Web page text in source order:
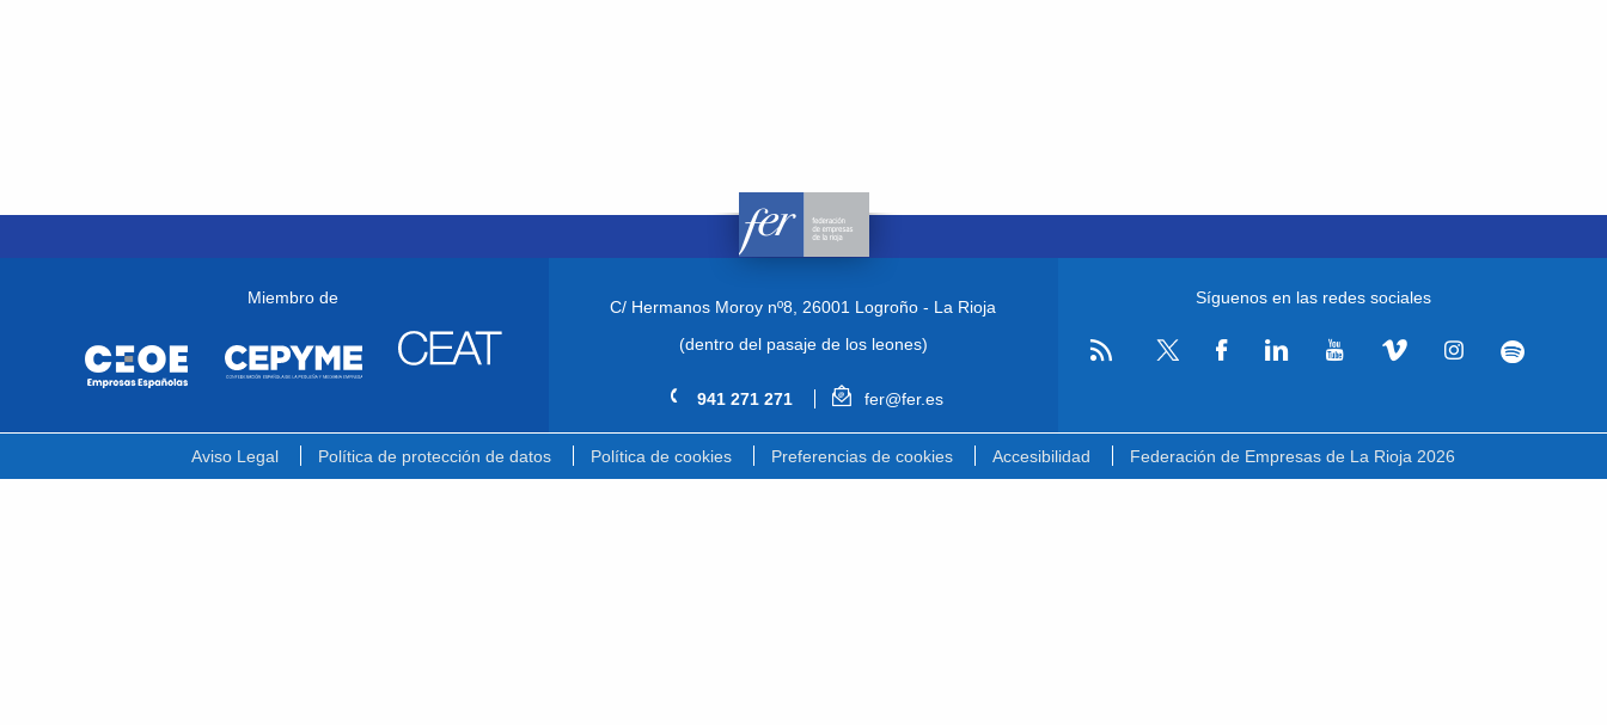
Miembro de C/ Hermanos Moroy nº8, 26001 Logroño - La Rioja
(dentro del pasaje de los leones)
941 271 271 fer@fer.es
Síguenos en las redes sociales
Aviso Legal Política de protección de datos Política de cookies Preferencias de cookies Accesibilidad Federación de Empresas de La Rioja 2026